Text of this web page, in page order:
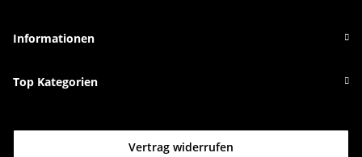
Informationen
Top Kategorien
Vertrag widerrufen